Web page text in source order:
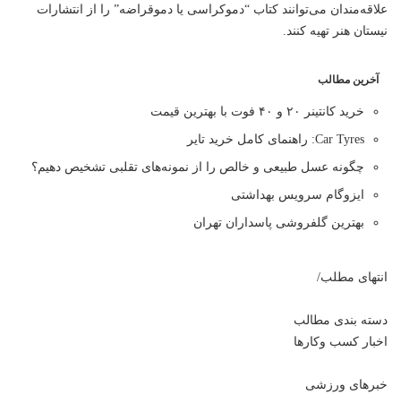
علاقه‌مندان می‌توانند کتاب “دموکراسی یا دموقراضه” را از انتشارات
نیستان هنر تهیه کنند.
آخرین مطالب
خرید کانتینر ۲۰ و ۴۰ فوت با بهترین قیمت
Car Tyres: راهنمای کامل خرید تایر
چگونه عسل طبیعی و خالص را از نمونه‌های تقلبی تشخیص دهیم؟
ایزوگام سرویس بهداشتی
بهترین گلفروشی پاسداران تهران
انتهای مطلب/
دسته بندی مطالب
اخبار کسب وکارها
خبرهای ورزشی